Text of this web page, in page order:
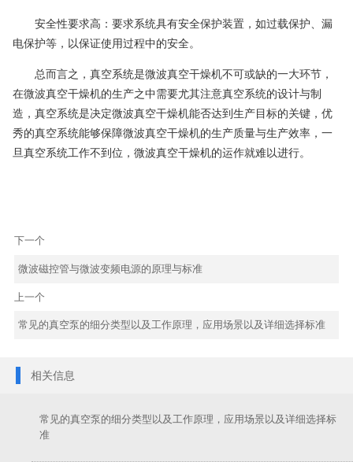
安全性要求高：要求系统具有安全保护装置，如过载保护、漏
电保护等，以保证使用过程中的安全。
总而言之，真空系统是微波真空干燥机不可或缺的一大环节，
在微波真空干燥机的生产之中需要尤其注意真空系统的设计与制
造，真空系统是决定微波真空干燥机能否达到生产目标的关键，优
秀的真空系统能够保障微波真空干燥机的生产质量与生产效率，一
旦真空系统工作不到位，微波真空干燥机的运作就难以进行。
下一个
微波磁控管与微波变频电源的原理与标准
上一个
常见的真空泵的细分类型以及工作原理，应用场景以及详细选择标准
相关信息
常见的真空泵的细分类型以及工作原理，应用场景以及详细选择标
准